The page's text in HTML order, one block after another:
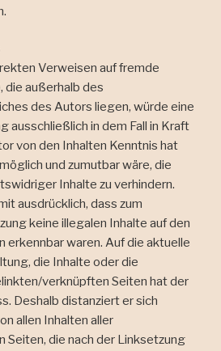
Verweisen auf fremde
die außerhalb des
des Autors liegen, würde eine
ausschließlich in dem Fall in Kraft
von den Inhalten Kenntnis hat
und zumutbar wäre, die
Inhalte zu verhindern.
ausdrücklich, dass zum
keine illegalen Inhalte auf den
erkennbar waren. Auf die aktuelle
die Inhalte oder die
verknüpften Seiten hat der
Deshalb distanziert er sich
allen Inhalten aller
die nach der Linksetzung